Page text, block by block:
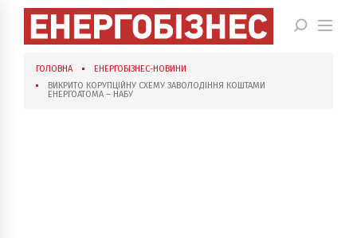
ГОЛОВНА
ЕНЕРГОБІЗНЕС-НОВИНИ
ВИКРИТО КОРУПЦІЙНУ СХЕМУ ЗАВОЛОДІННЯ КОШТАМИ
ЕНЕРГОАТОМА – НАБУ